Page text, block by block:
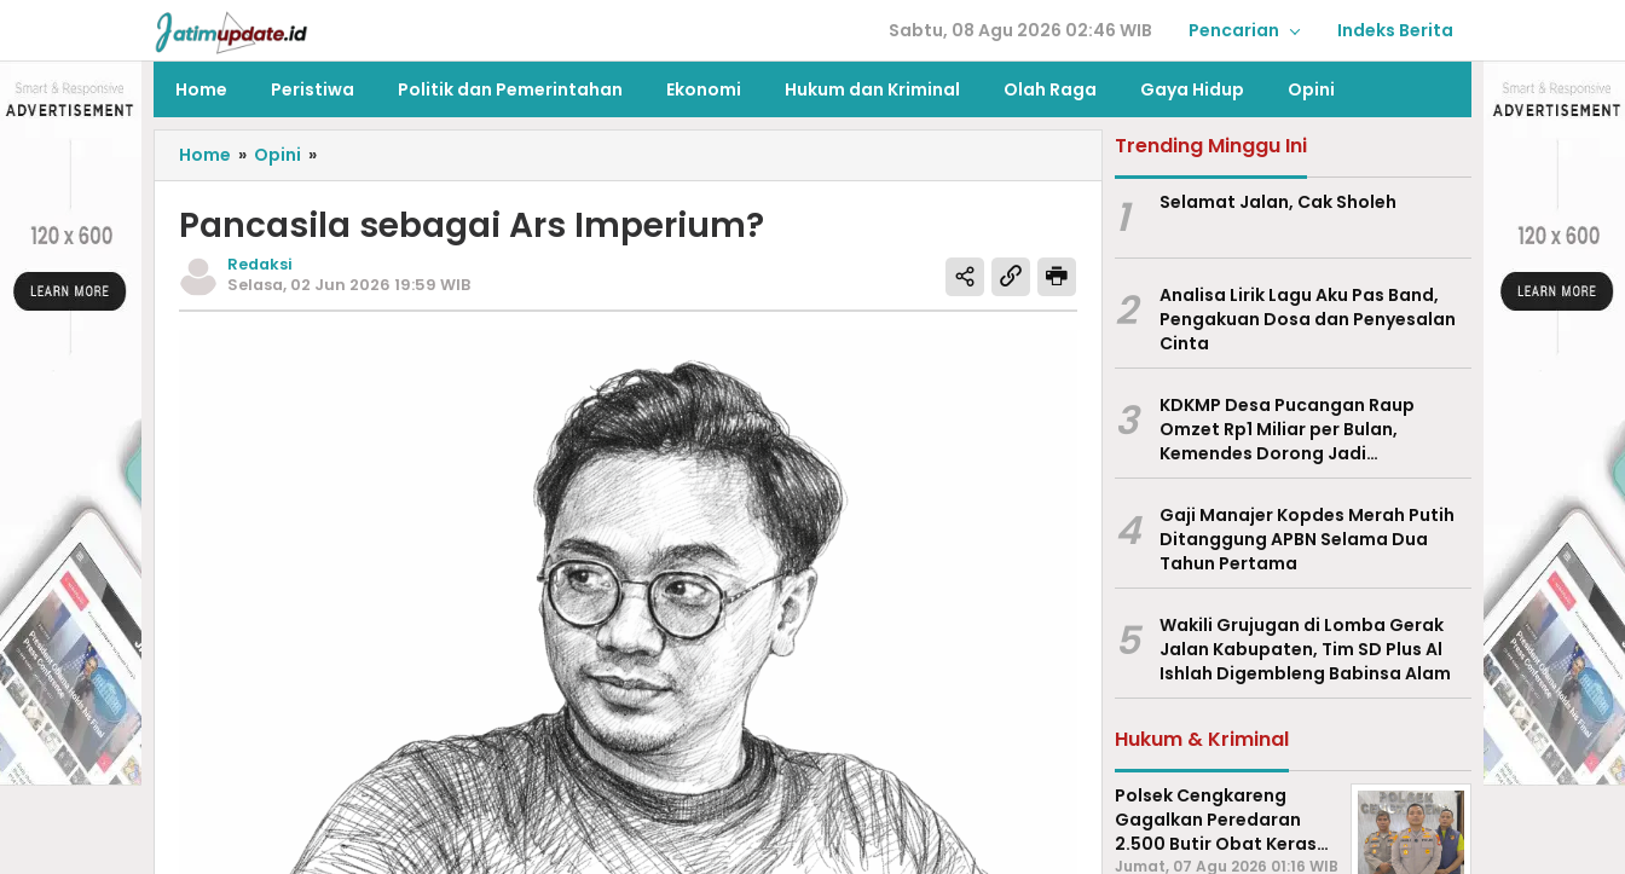
Sabtu, 08 Agu 2026 02:46 WIB Pencarian Indeks Berita
Home Peristiwa Politik dan Pemerintahan Ekonomi Hukum dan Kriminal Olah Raga Gaya Hidup Opini
Home » Opini »
Pancasila sebagai Ars Imperium?
Redaksi
Selasa, 02 Jun 2026 19:59 WIB
Trending Minggu Ini
1 Selamat Jalan, Cak Sholeh
2
Analisa Lirik Lagu Aku Pas Band,
Pengakuan Dosa dan Penyesalan
Cinta
3
KDKMP Desa Pucangan Raup
Omzet Rp1 Miliar per Bulan,
Kemendes Dorong Jadi
Percontohan Nasional
4
Gaji Manajer Kopdes Merah Putih
Ditanggung APBN Selama Dua
Tahun Pertama
5
Wakili Grujugan di Lomba Gerak
Jalan Kabupaten, Tim SD Plus Al
Ishlah Digembleng Babinsa Alam
Hukum & Kriminal
Polsek Cengkareng
Gagalkan Peredaran
2.500 Butir Obat Keras
Daftar G, Satu Pengedar
Jumat, 07 Agu 2026 01:16 WIB